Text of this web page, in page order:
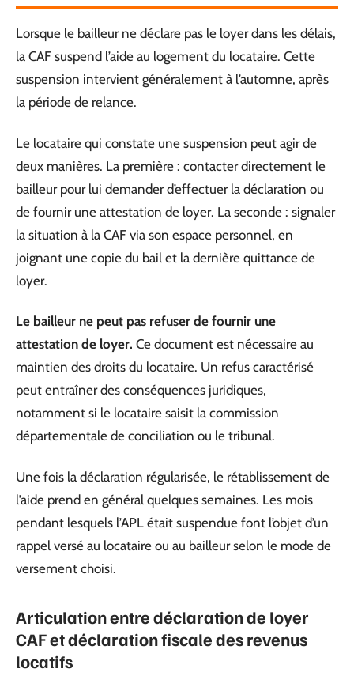
Lorsque le bailleur ne déclare pas le loyer dans les délais,
la CAF suspend l’aide au logement du locataire. Cette
suspension intervient généralement à l’automne, après
la période de relance.
Le locataire qui constate une suspension peut agir de
deux manières. La première : contacter directement le
bailleur pour lui demander d’effectuer la déclaration ou
de fournir une attestation de loyer. La seconde : signaler
la situation à la CAF via son espace personnel, en
joignant une copie du bail et la dernière quittance de
loyer.
Le bailleur ne peut pas refuser de fournir une
attestation de loyer. Ce document est nécessaire au
maintien des droits du locataire. Un refus caractérisé
peut entraîner des conséquences juridiques,
notamment si le locataire saisit la commission
départementale de conciliation ou le tribunal.
Une fois la déclaration régularisée, le rétablissement de
l’aide prend en général quelques semaines. Les mois
pendant lesquels l’APL était suspendue font l’objet d’un
rappel versé au locataire ou au bailleur selon le mode de
versement choisi.
Articulation entre déclaration de loyer
CAF et déclaration fiscale des revenus
locatifs